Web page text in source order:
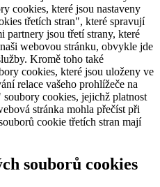
cookies, které jsou nastaveny
třetích stran", které spravují
partnery jsou třetí strany, které
webovou stránku, obvykle jde
Kromě toho také
cookies, které jsou uloženy ve
relace vašeho prohlížeče na
cookies, jejichž platnost
stránka mohla přečíst při
cookie třetích stran mají
souborů cookies